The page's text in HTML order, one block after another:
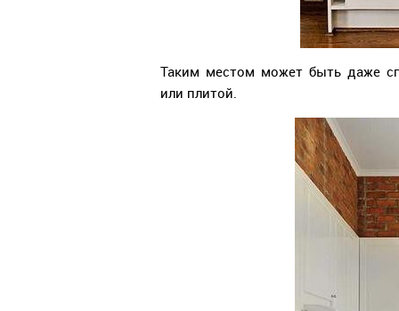
Таким местом может быть даже
или плитой.